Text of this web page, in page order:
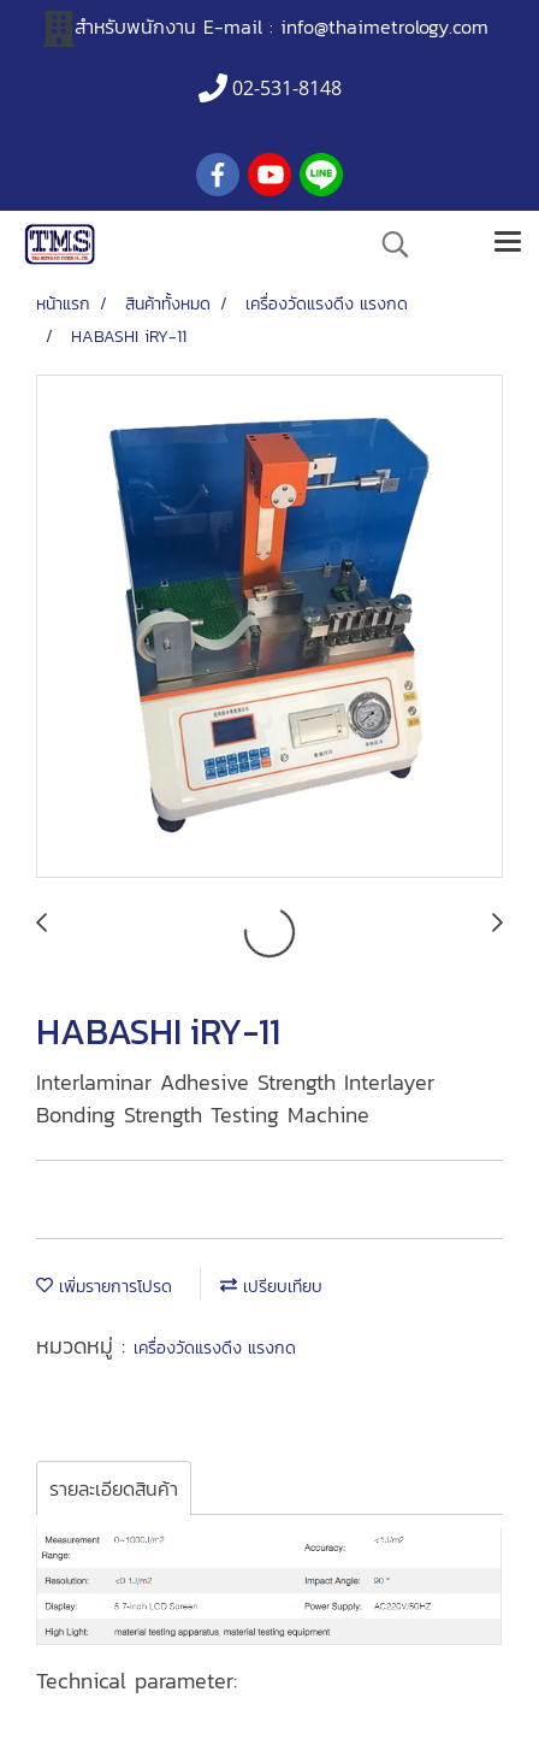
สำหรับพนักงาน E-mail : info@thaimetrology.com
02-531-8148
หน้าแรก สินค้าทั้งหมด
เครื่องวัดแรงดึง แรงกด
HABASHI iRY-11
HABASHI iRY-11
Interlaminar Adhesive Strength Interlayer
Bonding Strength Testing Machine
เพิ่มรายการโปรด เปรียบเทียบ
หมวดหมู่ : เครื่องวัดแรงดึง แรงกด
รายละเอียดสินค้า
Technical parameter: